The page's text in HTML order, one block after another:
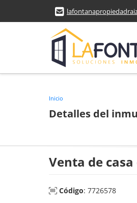
Inicio
Detalles del
Venta de
Código: 7726578